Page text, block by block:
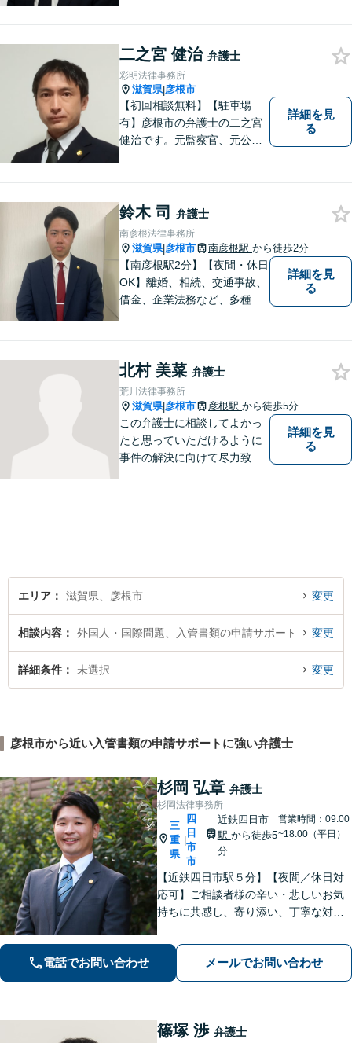
二之宮 健治 弁護士
彩明法律事務所
滋賀県|彦根市
【初回相談無料】【駐車場
有】彦根市の弁護士の二之宮
健治です。元監察官、元公務
詳細を見
る
鈴木 司 弁護士
南彦根法律事務所
滋賀県|彦根市 南彦根駅 から徒歩2分
【南彦根駅2分】【夜間・休日
OK】離婚、相続、交通事故、
借金、企業法務など、多種多
をモットーに、皆様それぞれ
に合った解決を図ってまいり
ます。お気軽にご相談くださ
い。
詳細を見
る
北村 美菜 弁護士
荒川法律事務所
滋賀県|彦根市 彦根駅 から徒歩5分
この弁護士に相談してよかっ
たと思っていただけるように
事件の解決に向けて尽力致し
詳細を見
る
エリア 滋賀県、彦根市 変更
相談内容 外国人・国際問題、入管書類の申請サポート 変更
詳細条件 未選択 変更
彦根市から近い入管書類の申請サポートに強い弁護士
杉岡 弘章 弁護士
杉岡法律事務所
三
重
県
四
日
市
市
近鉄四日市
駅 から徒歩5
分
営業時間：09:00
~18:00（平日）
【近鉄四日市駅５分】【夜間／休日対
応可】ご相談者様の辛い・悲しいお気
持ちに共感し、寄り添い、丁寧な対応
相続／刑事事件など、幅広く対応【地
域に根ざした弁護士】お気軽にお問い
合わせください。
電話でお問い合わせ メールでお問い合わせ
篠塚 渉 弁護士